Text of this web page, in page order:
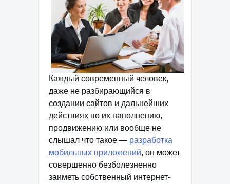
Каждый современный человек,
даже не разбирающийся в
создании сайтов и дальнейших
действиях по их наполнению,
продвижению или вообще не
слышал что такое — разработка
мобильных приложений, он может
совершенно безболезненно
заиметь собственный интернет-